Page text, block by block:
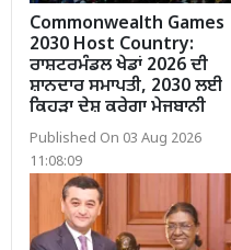
Commonwealth Games
2030 Host Country:
ਰਾਸ਼ਟਰਮੰਡਲ ਖੇਡਾਂ 2026 ਦੀ
ਸ਼ਾਨਦਾਰ ਸਮਾਪਤੀ, 2030 ਲਈ
ਕਿਹੜਾ ਦੇਸ਼ ਕਰੇਗਾ ਮੇਜਬਾਨੀ
Published On 03 Aug 2026
11:08:09